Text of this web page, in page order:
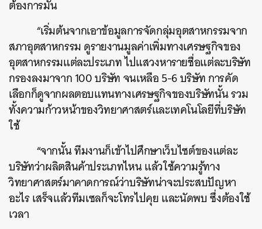
ต้องการมัน
“เริ่มต้นจากเอาข้อมูลการจัดกลุ่มอุตสาหกรรมจาก
สภาอุตสาหกรรม ดูรายงานมูลค่าเพิ่มทางเศรษฐกิจของ
อุตสาหกรรมแต่ละประเภท ไปแสวงหารายชื่อแต่ละบริษัท
กรองลงมาจาก 100 บริษัท จนเหลือ 5-6 บริษัท การคัด
เลือกก็ดูจากผลตอบแทนทางเศรษฐกิจของบริษัทนั้น รวม
ทั้งความก้าวหน้าของวิทยาศาสตร์และเทคโนโลยีที่บริษัท
ใช้
“จากนั้น ทีมงานก็เข้าไปศึกษาเว็บไซต์ของแต่ละ
บริษัทว่าผลิตสินค้าประเภทไหน แล้วใช้ความรู้ทาง
วิทยาศาสตร์มาคาดการณ์ว่าบริษัทน่าจะประสบปัญหา
อะไร เสร็จแล้วทีมเซลก็จะโทรไปคุย และนัดพบ ซึ่งต้องใช้
เวลา